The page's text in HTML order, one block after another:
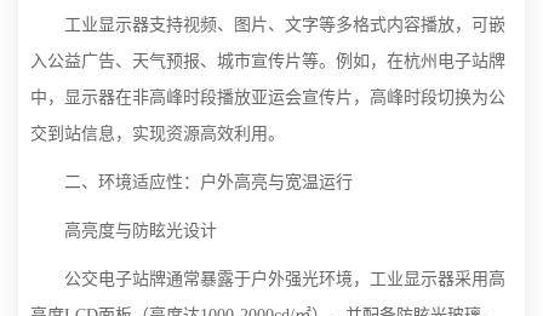
工业显示器支持视频、图片、文字等多格式内容播放，可嵌
入公益广告、天气预报、城市宣传片等。例如，在杭州电子站牌
中，显示器在非高峰时段播放亚运会宣传片，高峰时段切换为公
交到站信息，实现资源高效利用。
二、环境适应性：户外高亮与宽温运行
高亮度与防眩光设计
公交电子站牌通常暴露于户外强光环境，工业显示器采用高